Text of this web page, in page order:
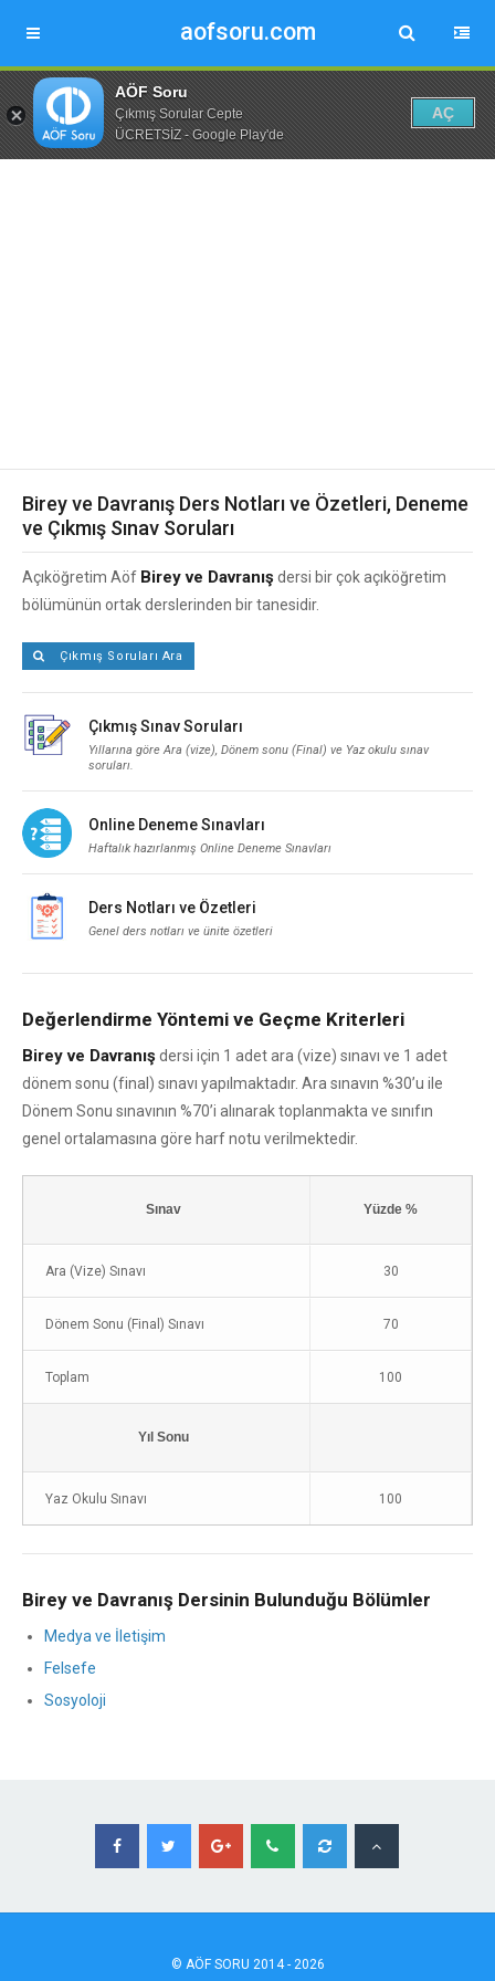
aofsoru.com
AÖF Soru
Çıkmış Sorular Cepte
ÜCRETSİZ - Google Play'de
AÇ
Birey ve Davranış Ders Notları ve Özetleri, Deneme
ve Çıkmış Sınav Soruları
Açıköğretim Aöf Birey ve Davranışdersi bir çok açıköğretim
bölümünün ortak derslerinden bir tanesidir.
Çıkmış Soruları Ara
Çıkmış Sınav Soruları
Yıllarına göre Ara (vize), Dönem sonu (Final) ve Yaz okulu sınav
soruları.
Online Deneme Sınavları
Haftalık hazırlanmış Online Deneme Sınavları
Ders Notları ve Özetleri
Genel ders notları ve ünite özetleri
Değerlendirme Yöntemi ve Geçme Kriterleri
Birey ve Davranışdersi için 1 adet ara (vize) sınavı ve 1 adet
dönem sonu (final) sınavı yapılmaktadır. Ara sınavın %30’u ile
Dönem Sonu sınavının %70’i alınarak toplanmakta ve sınıfın
genel ortalamasına göre harf notu verilmektedir.
Sınav Yüzde %
Ara (Vize) Sınavı 30
Dönem Sonu (Final) Sınavı 70
Toplam 100
Yıl Sonu
Yaz Okulu Sınavı 100
Birey ve Davranış Dersinin Bulunduğu Bölümler
Medya ve İletişim
Felsefe
Sosyoloji
© AÖFSORU 2014 - 2026